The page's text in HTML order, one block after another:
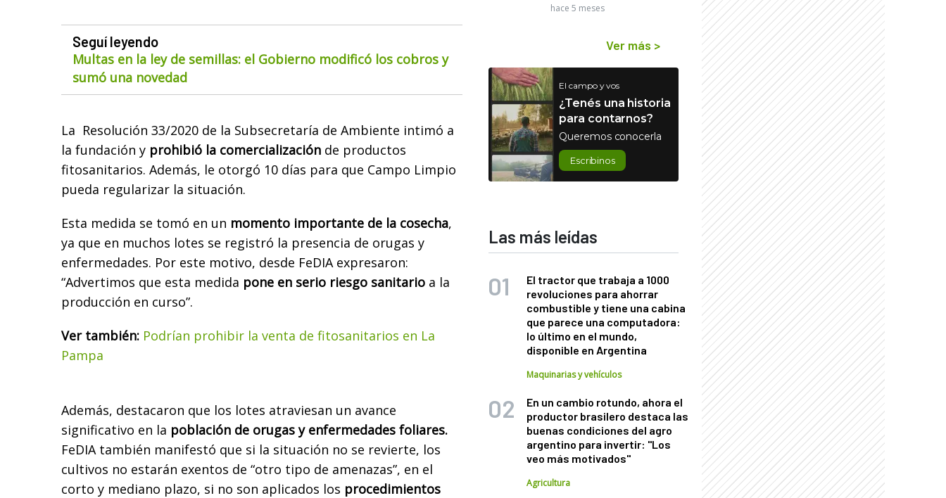
Seguí leyendo
Multas en la ley de semillas: el Gobierno modificó los cobros y
sumó una novedad
La Resolución 33/2020 de la Subsecretaría de Ambiente intimó a
la fundación y prohibió la comercialización de productos
fitosanitarios. Además, le otorgó 10 días para que Campo Limpio
pueda regularizar la situación.
Esta medida se tomó en un momento importante de la cosecha,
ya que en muchos lotes se registró la presencia de orugas y
enfermedades. Por este motivo, desde FeDIA expresaron:
“Advertimos que esta medida pone en serio riesgo sanitario a la
producción en curso”.
Ver también: Podrían prohibir la venta de fitosanitarios en La
Pampa
Además, destacaron que los lotes atraviesan un avance
significativo en la población de orugas y enfermedades foliares.
FeDIA también manifestó que si la situación no se revierte, los
cultivos no estarán exentos de “otro tipo de amenazas”, en el
corto y mediano plazo, si no son aplicados los procedimientos
hace 5 meses
Ver más >
El campo y vos
¿Tenés una historia
para contarnos?
Queremos conocerla
Escribinos
Las más leídas
El tractor que trabaja a 1000
revoluciones para ahorrar
combustible y tiene una cabina
que parece una computadora:
lo último en el mundo,
disponible en Argentina
Maquinarias y vehículos
En un cambio rotundo, ahora el
productor brasilero destaca las
buenas condiciones del agro
argentino para invertir: "Los
veo más motivados"
Agricultura